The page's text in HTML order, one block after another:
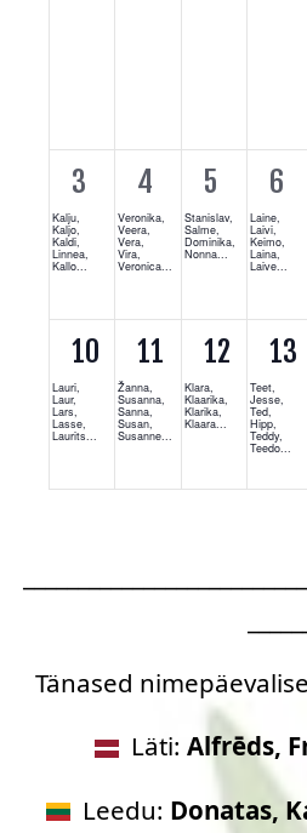
Tänased
Läti: Alfrēds,
Leedu: Donatas,